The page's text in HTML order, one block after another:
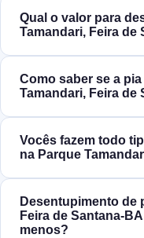
Qual o valor para
Tamandari, Feira de
Como saber se a
Tamandari, Feira de
Vocês fazem todo
na Parque
Desentupimento de
Feira de
menos?